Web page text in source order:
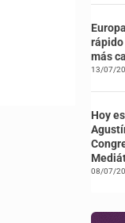
más
13/07/
Hoy
08/07/